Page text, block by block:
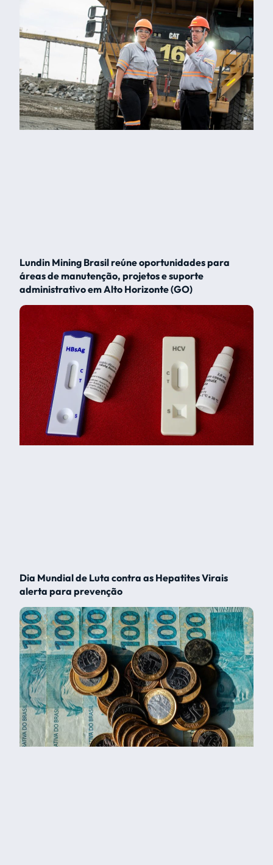
Lundin Mining Brasil reúne oportunidades para
áreas de manutenção, projetos e suporte
administrativo em Alto Horizonte (GO)
Dia Mundial de Luta contra as Hepatites Virais
alerta para prevenção